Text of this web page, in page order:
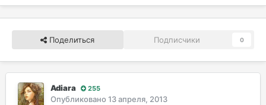
Поделиться Подписчики 0
Adiara 255
Опубликовано 13 апреля, 2013